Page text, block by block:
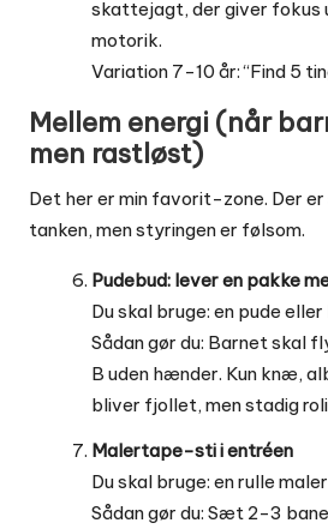
skattejagt, der giver fokus
motorik.
Variation 7-10 år: “Find 5
Mellem energi (når
men rastløst)
Det her er min favorit-zone. Der
tanken, men styringen er følsom.
Pudebud: lever en pakke
Du skal bruge: en pude eller
Sådan gør du: Barnet skal
B uden hænder. Kun knæ,
bliver fjollet, men stadig
Malertape-sti i entréen
Du skal bruge: en rulle
Sådan gør du: Sæt 2-3